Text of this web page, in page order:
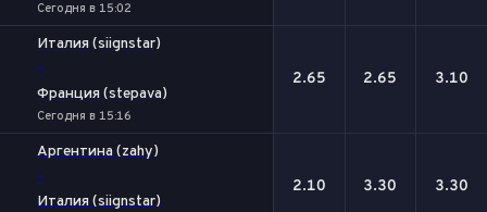
Сегодня в 15:02
Италия (siignstar)
-
Франция (stepava)
Сегодня в 15:16
2.65 2.65 3.10
Аргентина (zahy)
-
Италия (siignstar)
2.10 3.30 3.30